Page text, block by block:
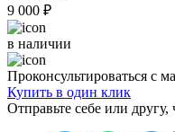
9 000 ₽
в наличии
Проконсультироваться с
Купить в один клик
Отправьте себе или другу,